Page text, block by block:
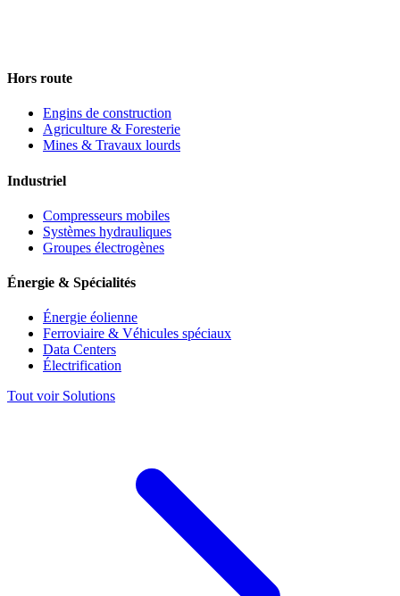
Hors route
Engins de construction
Agriculture & Foresterie
Mines & Travaux lourds
Industriel
Compresseurs mobiles
Systèmes hydrauliques
Groupes électrogènes
Énergie & Spécialités
Énergie éolienne
Ferroviaire & Véhicules spéciaux
Data Centers
Électrification
Tout voir Solutions